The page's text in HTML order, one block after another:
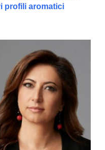
profili aromatici